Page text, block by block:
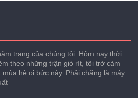
trang của chúng tôi. Hôm nay thời
theo những trận gió rít, tôi trở cảm
hè oi bức này. Phải chăng là máy